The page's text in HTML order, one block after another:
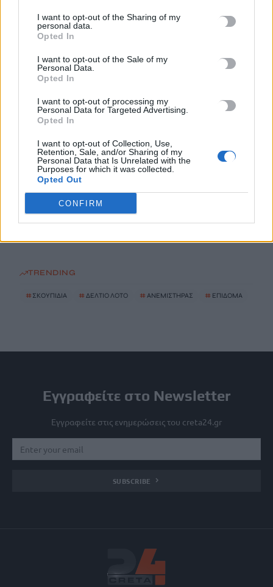
I want to opt-out of the Sharing of my
personal data.
Opted In
I want to opt-out of the Sale of my
Personal Data.
Opted In
I want to opt-out of processing my
Personal Data for Targeted Advertising.
Opted In
I want to opt-out of Collection, Use,
Retention, Sale, and/or Sharing of my
Personal Data that Is Unrelated with the
Purposes for which it was collected.
Opted Out
CONFIRM
αποτελεσμάτων από 1η Σεπτεμβρίου
9 Αυγούστου, 2026
Αλλαγές στην ειδική άδεια μητρότητας – Επεκτείνεται σε
περισσότερες κατηγορίες δικαιούχων
9 Αυγούστου, 2026
προϊόντα μπαίνουν στο νέο πρόγραμμα συγκράτησης τιμών
9 Αυγούστου, 2026
Φειδίας Παναγιώτου: Αντιδράσεις για την εμφάνισή του με
σορτς σε εκδήλωση μνήμης για Ισαάκ και Σολωμού
9 Αυγούστου, 2026
TRENDING
# ΣΚΟΥΠΙΔΙΑ # ΔΕΛΤΙΟ ΛΟΤΟ # ΑΝΕΜΙΣΤΗΡΑΣ # ΕΠΙΔΟΜΑ
Εγγραφείτε στο Newsletter
Εγγραφείτε στις ενημερώσεις του creta24.gr
SUBSCRIBE